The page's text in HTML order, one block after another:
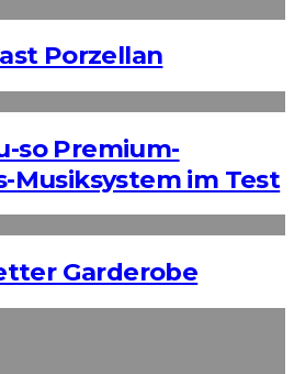
Porzellan
so Premium-
Musiksystem im Test
Garderobe